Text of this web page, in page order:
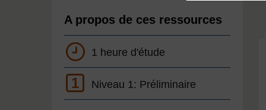
A propos de ces ressources
1 heure d'étude
1 Niveau 1: Préliminaire